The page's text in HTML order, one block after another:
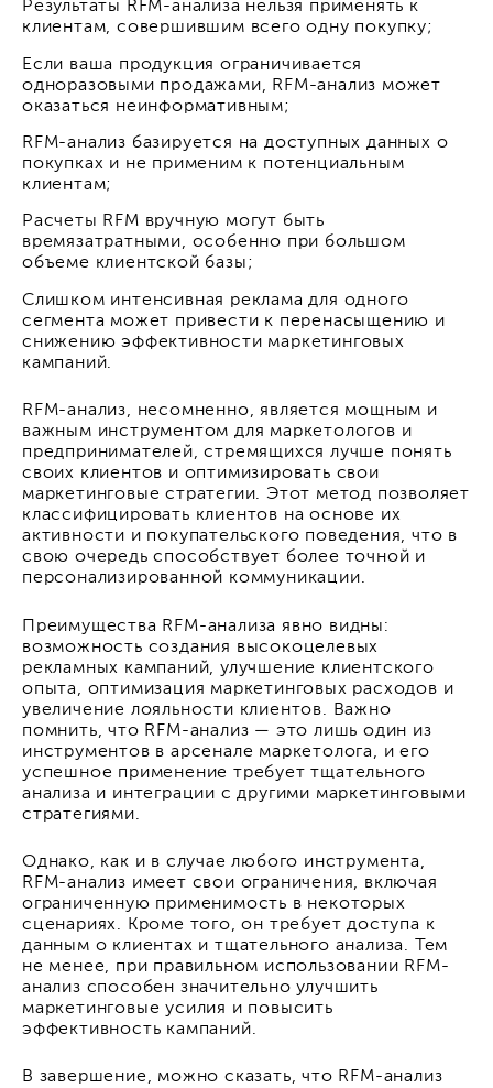
Результаты RFM-анализа нельзя применять к
клиентам, совершившим всего одну покупку;
Если ваша продукция ограничивается
одноразовыми продажами, RFM-анализ может
оказаться неинформативным;
RFM-анализ базируется на доступных данных о
покупках и не применим к потенциальным
клиентам;
Расчеты RFM вручную могут быть
времязатратными, особенно при большом
объеме клиентской базы;
Слишком интенсивная реклама для одного
сегмента может привести к перенасыщению и
снижению эффективности маркетинговых
кампаний.
RFM-анализ, несомненно, является мощным и
важным инструментом для маркетологов и
предпринимателей, стремящихся лучше понять
своих клиентов и оптимизировать свои
маркетинговые стратегии. Этот метод позволяет
классифицировать клиентов на основе их
активности и покупательского поведения, что в
свою очередь способствует более точной и
персонализированной коммуникации.
Преимущества RFM-анализа явно видны:
возможность создания высокоцелевых
рекламных кампаний, улучшение клиентского
опыта, оптимизация маркетинговых расходов и
увеличение лояльности клиентов. Важно
помнить, что RFM-анализ — это лишь один из
инструментов в арсенале маркетолога, и его
успешное применение требует тщательного
анализа и интеграции с другими маркетинговыми
стратегиями.
Однако, как и в случае любого инструмента,
RFM-анализ имеет свои ограничения, включая
ограниченную применимость в некоторых
сценариях. Кроме того, он требует доступа к
данным о клиентах и тщательного анализа. Тем
не менее, при правильном использовании RFM-
анализ способен значительно улучшить
маркетинговые усилия и повысить
эффективность кампаний.
В завершение, можно сказать, что RFM-анализ